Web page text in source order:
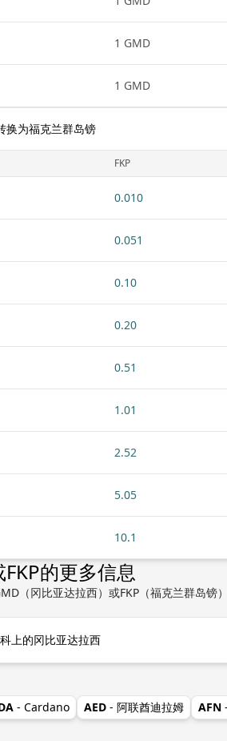
1 GMD
1 GMD
换为福克兰群岛镑
FKP
0.010
0.051
0.10
0.20
0.51
1.01
2.52
5.05
10.1
的更多信息
（冈比亚达拉西）或FKP（福克兰群岛
上的冈比亚达拉西
- Cardano AED - 阿联酋迪拉姆 AFN